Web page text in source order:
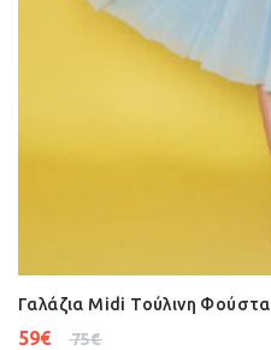
Γαλάζια Midi Τούλινη Φούστα
75€
59€